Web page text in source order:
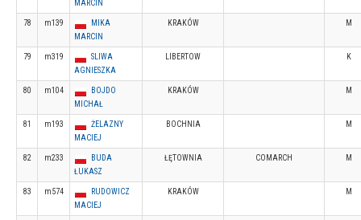
MARCIN
78 m139
MIKA
MARCIN
KRAKÓW M
79 m319
SLIWA
AGNIESZKA
LIBERTOW K
80 m104
BOJDO
MICHAŁ
KRAKÓW M
81 m193
ŻELAZNY
MACIEJ
BOCHNIA M
82 m233
BUDA
ŁUKASZ
ŁĘTOWNIA COMARCH M
83 m574
RUDOWICZ
MACIEJ
KRAKÓW M